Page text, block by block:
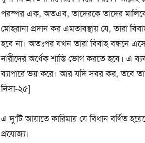
পরস্পর এক, অতএব, তাদেরকে তাদের
মোহরানা প্রদান কর এমতাবস্থায় যে, তারা
হবে না। অতঃপর যখন তারা বিবাহ বন্ধনে
নারীদের অর্ধেক শাস্তি ভোগ করতে হবে। এ
ব্যাপারে ভয় করে। আর যদি সবর কর, তবে তা
নিসা-২৫]
এ দু’টি আয়াতে কারিমায় যে বিধান বর্ণিত
প্রযোজ্য।